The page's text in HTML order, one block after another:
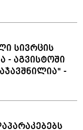
სივრცის
- აგვისტოში
-